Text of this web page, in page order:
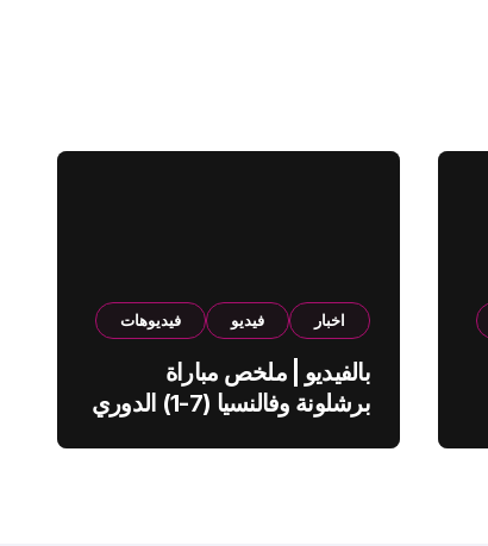
اخبار فيديو فيديوهات
بالفيديو | ملخص مباراة
برشلونة وفالنسيا (7-1) الدوري